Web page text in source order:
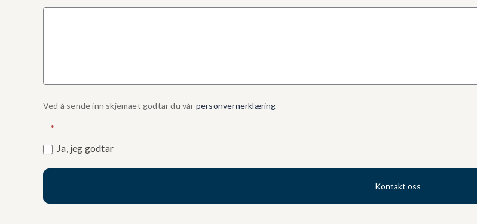
Ved å sende inn skjemaet godtar du vår personvernerklæring
*
Ja, jeg godtar
Kontakt oss